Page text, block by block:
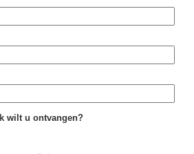
wilt u ontvangen?